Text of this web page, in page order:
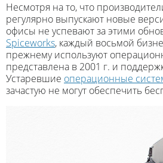
Несмотря на то, что
регулярно выпускают новые
офисы не успевают за этими
Spiceworks, каждый восьмой
прежнему используют
представлена в 2001 г. и
Устаревшие операционные
зачастую не могут обеспечить